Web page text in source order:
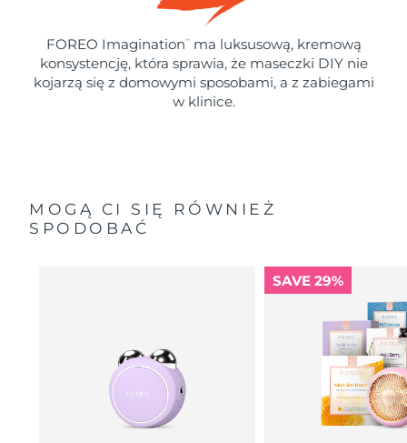
FOREO Imagination ™
ma luksusową, kremową
konsystencję, która sprawia, że maseczki DIY nie
kojarzą się z domowymi sposobami, a z zabiegami
w klinice.
MOGĄ CI SIĘ RÓWNIEŻ
SPODOBAĆ
SAVE 29%